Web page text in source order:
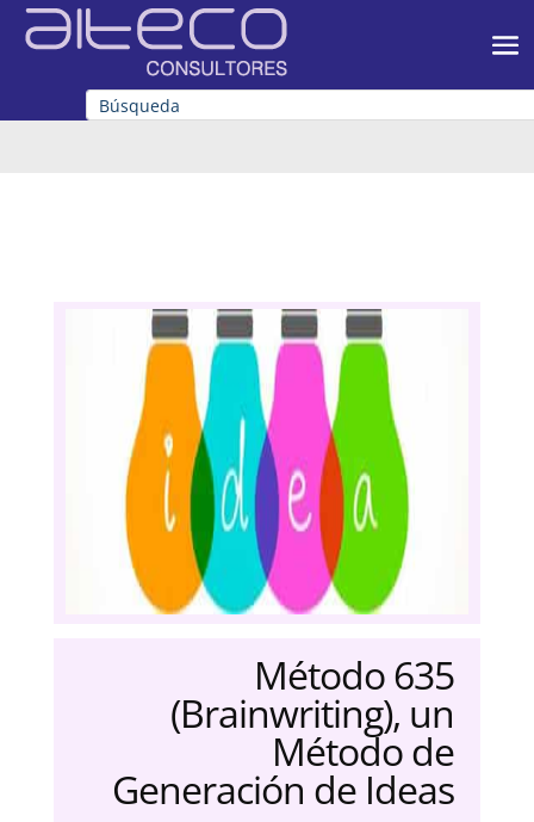
Método 635
(Brainwriting), un
Método de
Generación de Ideas